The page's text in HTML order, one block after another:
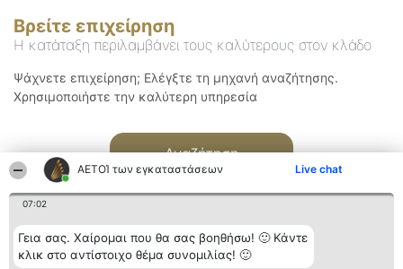
ΑΕΤΟΊ των εγκαταστάσεων Live chat
07:02
Γεια σας. Χαίρομαι που θα σας βοηθήσω! 🙂 Κάντε
κλικ στο αντίστοιχο θέμα συνομιλίας! 🙂
Βρείτε επιχείρηση
Η κατάταξη περιλαμβάνει τους καλύτερους στον κλάδο
Ψάχνετε επιχείρηση; Ελέγξτε τη μηχανή αναζήτησης.
Χρησιμοποιήστε την καλύτερη υπηρεσία
Αναζήτηση